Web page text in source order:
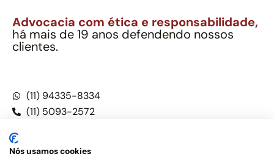
Advocacia com ética e responsabilidade,
há mais de 19 anos defendendo nossos
clientes.
(11) 94335-8334
(11) 5093-2572
Nós usamos cookies